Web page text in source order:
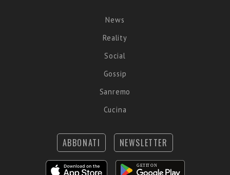
News
Reality
Social
Gossip
Sanremo
Cucina
ABBONATI NEWSLETTER